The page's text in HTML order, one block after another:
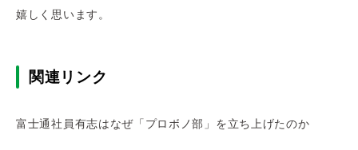
嬉しく思います。
関連リンク
富士通社員有志はなぜ「プロボノ部」を立ち上げたのか